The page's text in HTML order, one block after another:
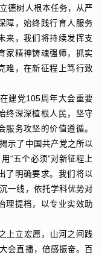
德树人根本任务，从严
障，始终践行育人服务
来，我们将持续发挥支
家精神铸魂强师，抓实
难，在新征程上笃行致
建党105周年大会重要
终深深植根人民，坚守
务攻坚的价值遵循。
示了中国共产党之所以
“五个必须”对新征程上
了明确要求。我们将以
一线，依托学科优势对
理提档，以专业实效助
上立宏愿，山河之间践
会直播，倍感振奋。百